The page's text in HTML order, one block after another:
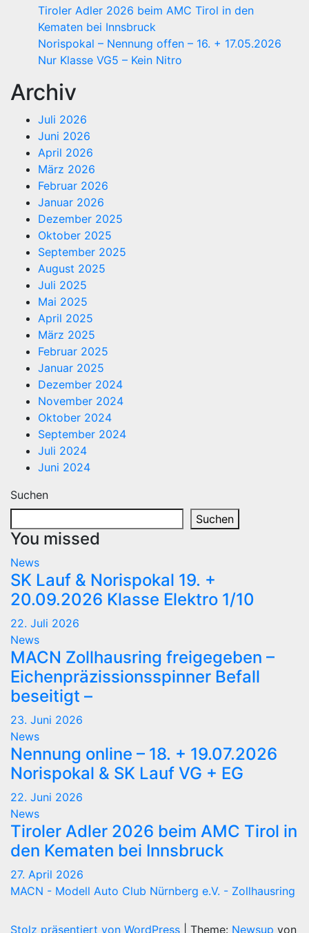
Tiroler Adler 2026 beim AMC Tirol in den
Kematen bei Innsbruck
Norispokal – Nennung offen – 16. + 17.05.2026
Nur Klasse VG5 – Kein Nitro
Archiv
Juli 2026
Juni 2026
April 2026
März 2026
Februar 2026
Januar 2026
Dezember 2025
Oktober 2025
September 2025
August 2025
Juli 2025
Mai 2025
April 2025
März 2025
Februar 2025
Januar 2025
Dezember 2024
November 2024
Oktober 2024
September 2024
Juli 2024
Juni 2024
Suchen
Suchen
You missed
News
SK Lauf & Norispokal 19. +
20.09.2026 Klasse Elektro 1/10
22. Juli 2026
News
MACN Zollhausring freigegeben –
Eichenpräzissionsspinner Befall
beseitigt –
23. Juni 2026
News
Nennung online – 18. + 19.07.2026
Norispokal & SK Lauf VG + EG
22. Juni 2026
News
Tiroler Adler 2026 beim AMC Tirol in
den Kematen bei Innsbruck
27. April 2026
MACN - Modell Auto Club Nürnberg e.V. - Zollhausring
Stolz präsentiert von WordPress Theme: Newsup von